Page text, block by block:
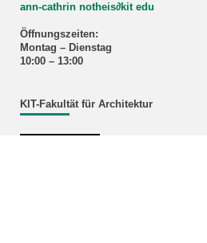
ann-cathrin notheis∂kit edu
Öffnungszeiten:
Montag – Dienstag
10:00 – 13:00
KIT-Fakultät für Architektur